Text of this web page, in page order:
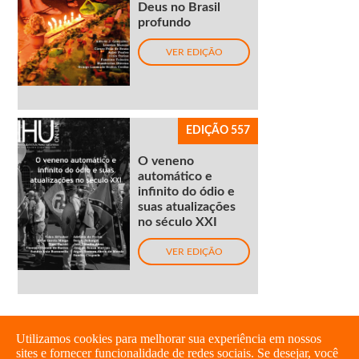
Deus no Brasil
profundo
VER EDIÇÃO
EDIÇÃO 557
O veneno
automático e
infinito do ódio e
suas atualizações
no século XXI
VER EDIÇÃO
Utilizamos cookies para melhorar sua experiência em nossos
sites e fornecer funcionalidade de redes sociais. Se desejar, você